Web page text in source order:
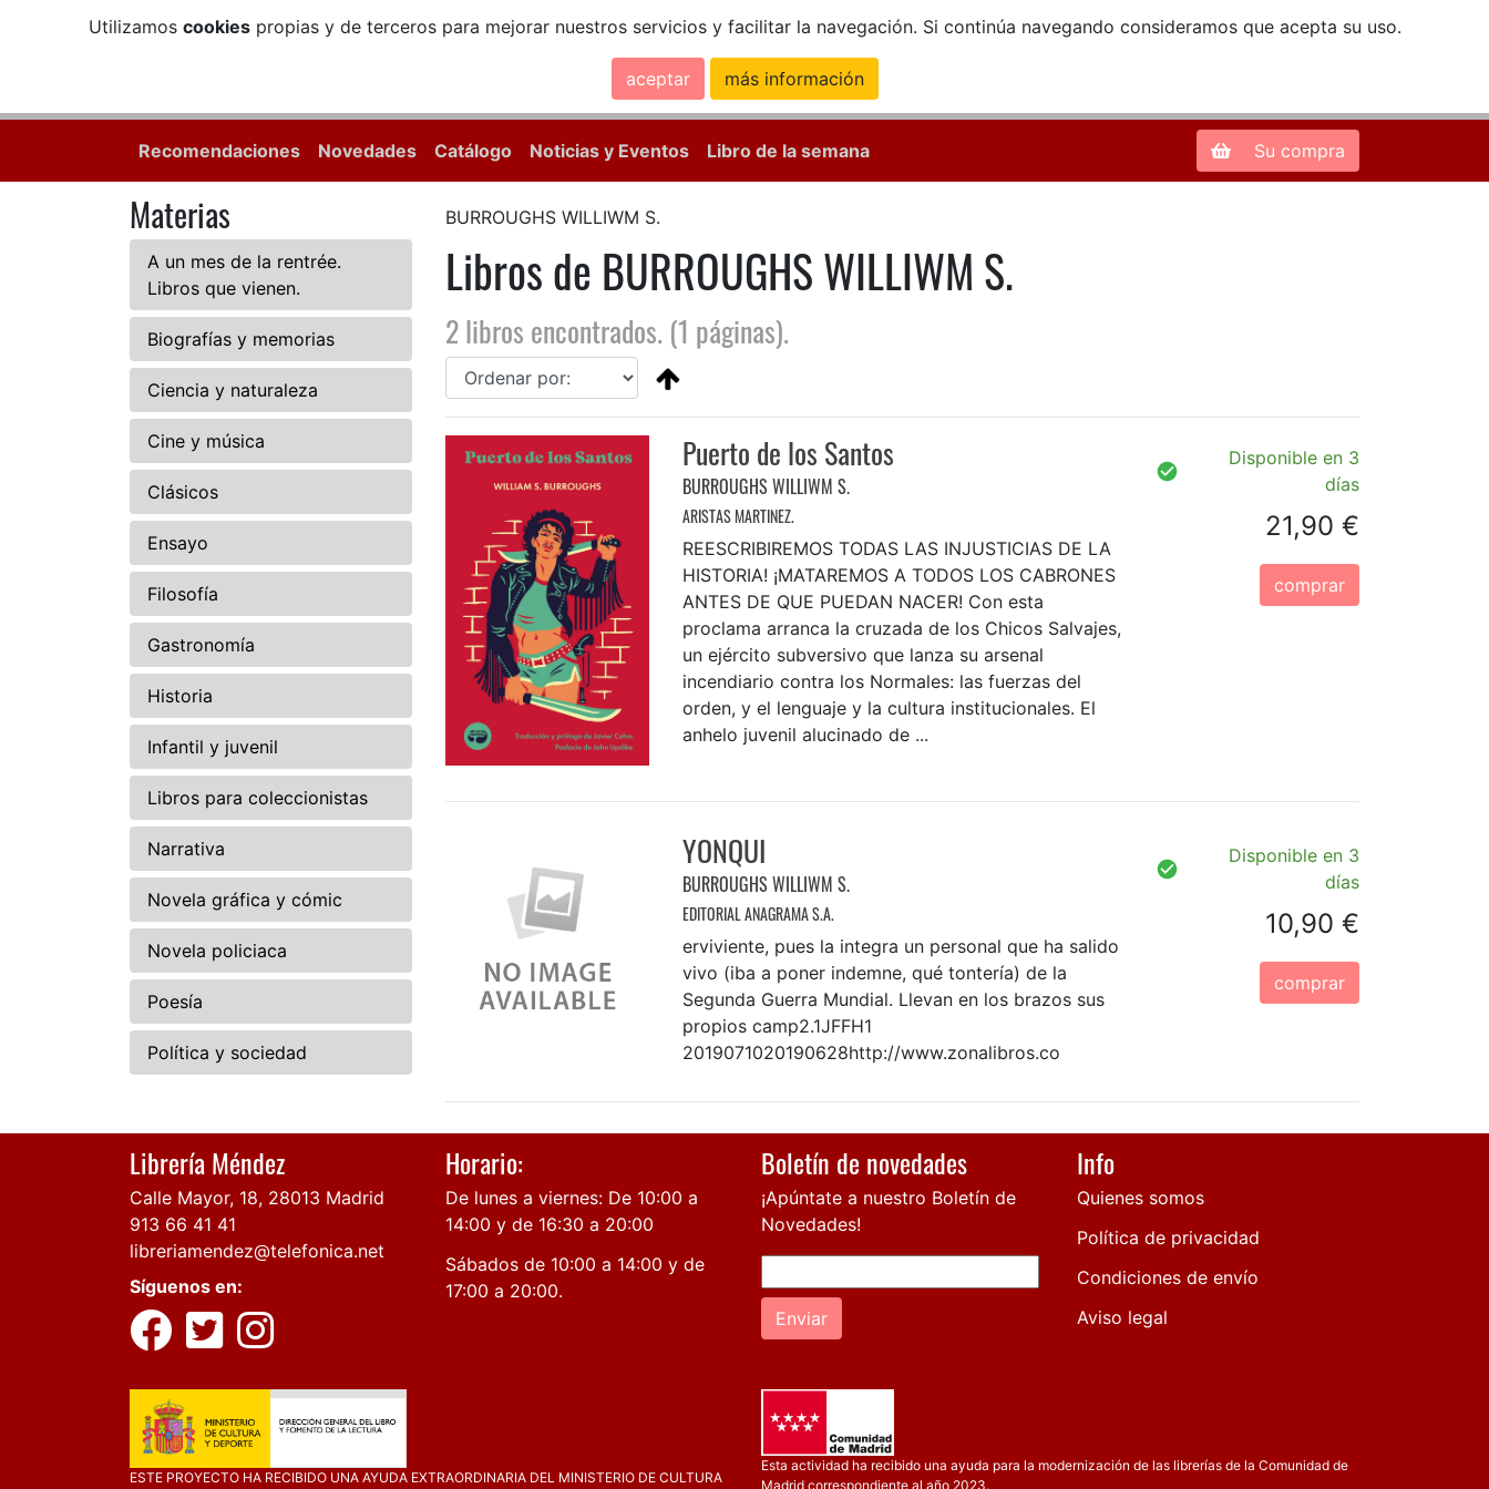
Utilizamos cookiespropias y de terceros para mejorar nuestros servicios y facilitar la navegación. Si continúa navegando consideramos que acepta su uso.
aceptar más información
Zona de Clientes
Recomendaciones Novedades Catálogo Noticias y Eventos Libro de la semana Su compra
Materias
A un mes de la rentrée.
Libros que vienen.
Biografías y memorias
Ciencia y naturaleza
Cine y música
Clásicos
Ensayo
Filosofía
Gastronomía
Historia
Infantil y juvenil
Libros para coleccionistas
Narrativa
Novela gráfica y cómic
Novela policiaca
Poesía
Política y sociedad
BURROUGHS WILLIWM S.
Libros de BURROUGHS WILLIWM S.
2 libros encontrados. (1 páginas).
Puerto de los Santos
BURROUGHS WILLIWM S.
ARISTAS MARTINEZ.
REESCRIBIREMOS TODAS LAS INJUSTICIAS DE LA
HISTORIA! ¡MATAREMOS A TODOS LOS CABRONES
ANTES DE QUE PUEDAN NACER! Con esta
proclama arranca la cruzada de los Chicos Salvajes,
un ejército subversivo que lanza su arsenal
incendiario contra los Normales: las fuerzas del
orden, y el lenguaje y la cultura institucionales. El
anhelo juvenil alucinado de ...
Disponible en 3
días
21,90 €
comprar
YONQUI
BURROUGHS WILLIWM S.
EDITORIAL ANAGRAMA S.A.
erviviente, pues la integra un personal que ha salido
vivo (iba a poner indemne, qué tontería) de la
Segunda Guerra Mundial. Llevan en los brazos sus
propios camp2.1JFFH1
2019071020190628http://www.zonalibros.co
Disponible en 3
días
10,90 €
comprar
Librería Méndez
Calle Mayor, 18, 28013 Madrid
913 66 41 41
libreriamendez@telefonica.net
Síguenos en:
Horario:
De lunes a viernes: De 10:00 a
14:00 y de 16:30 a 20:00
Sábados de 10:00 a 14:00 y de
17:00 a 20:00.
Boletín de novedades
¡Apúntate a nuestro Boletín de
Novedades!
Enviar
Info
Quienes somos
Política de privacidad
Condiciones de envío
Aviso legal
ESTE PROYECTO HA RECIBIDO UNA AYUDA EXTRAORDINARIA DEL MINISTERIO DE CULTURA
Esta actividad ha recibido una ayuda para la modernización de las librerías de la Comunidad de
Madrid correspondiente al año 2023.